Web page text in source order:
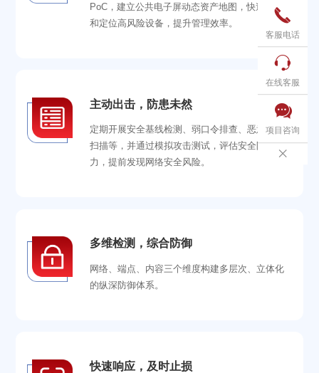
PoC，建立公共电子屏动态资产地图，快速检索
和定位高风险设备，提升管理效率。
主动出击，防患未然
定期开展安全基线检测、弱口令排查、恶意代码
扫描等，并通过模拟攻击测试，评估安全防护能
力，提前发现网络安全风险。
多维检测，综合防御
网络、端点、内容三个维度构建多层次、立体化
的纵深防御体系。
快速响应，及时止损

客服电话

在线客服

项目咨询
